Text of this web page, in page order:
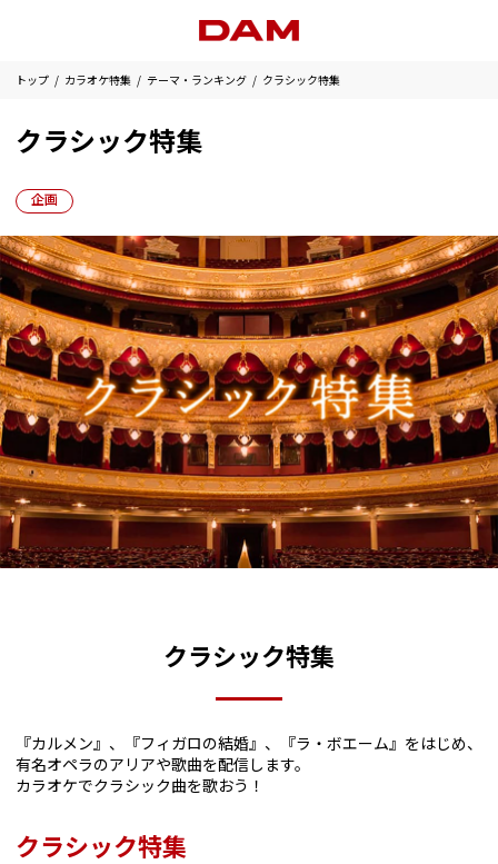
トップ カラオケ特集 テーマ・ランキング クラシック特集
クラシック特集
企画
クラシック特集
『カルメン』、『フィガロの結婚』、『ラ・ボエーム』をはじめ、
有名オペラのアリアや歌曲を配信します。
カラオケでクラシック曲を歌おう！
クラシック特集